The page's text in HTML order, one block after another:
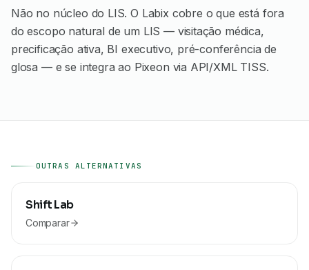
Não no núcleo do LIS. O Labix cobre o que está fora
do escopo natural de um LIS — visitação médica,
precificação ativa, BI executivo, pré-conferência de
glosa — e se integra ao Pixeon via API/XML TISS.
OUTRAS ALTERNATIVAS
Shift Lab
Comparar